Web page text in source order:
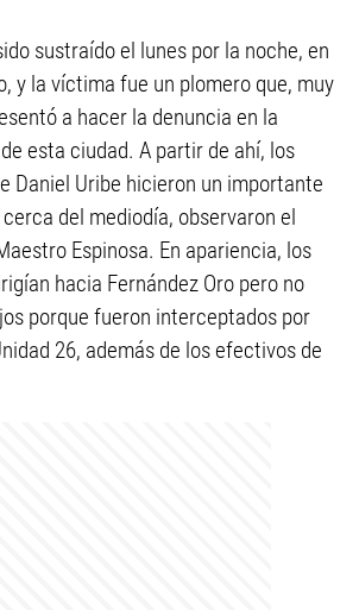
sustraído el lunes por la noche, en
y la víctima fue un plomero que, muy
a hacer la denuncia en la
esta ciudad. A partir de ahí, los
Daniel Uribe hicieron un importante
del mediodía, observaron el
Espinosa. En apariencia, los
hacia Fernández Oro pero no
porque fueron interceptados por
26, además de los efectivos de